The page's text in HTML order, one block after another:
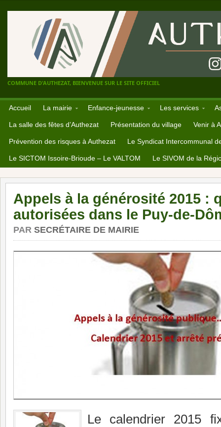
COMMUNE D'AUTHEZAT, BIENVENUE SUR LE SITE OFFICIEL
Accueil La mairie Enfance-jeunesse Les services
La salle des fêtes d’Authezat Présentation du village Venir à
Prévention des risques à Authezat Le Syndicat Intercommunal
Le SICTOM Issoire-Brioude – Le VALTOM Le SIVOM de la
Appels à la générosité 2015 :
autorisées dans le Puy-de-
PAR SECRÉTAIRE DE MAIRIE
Le calendrier 2015